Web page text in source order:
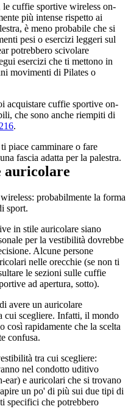
le cuffie sportive wireless on-
più intense rispetto ai
è meno probabile che si
pesi o esercizi leggeri sul
potrebbero scivolare
esercizi che ti mettono in
movimenti di Pilates o
acquistare cuffie sportive on-
che sono anche riempiti di
.
ti piace camminare o fare
fascia adatta per la palestra.
auricolare
probabilmente la forma
sport.
in stile auricolare siano
per la vestibilità dovrebbe
Alcune persone
nelle orecchie (se non ti
le sezioni sulle cuffie
ad apertura, sotto).
avere un auricolare
cui scegliere. Infatti, il mondo
così rapidamente che la scelta
confusa.
tra cui scegliere:
nel condotto uditivo
e auricolari che si trovano
un po' di più sui due tipi di
specifici che potrebbero